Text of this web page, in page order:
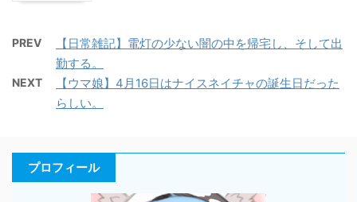
PREV
【日常雑記】電灯の少ない闇の中を帰宅し、そして出
勤する。
NEXT
【ウマ娘】4月16日はナイスネイチャの誕生日だった
らしい。
プロフィール